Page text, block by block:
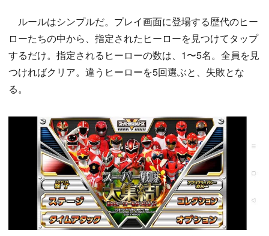
ルールはシンプルだ。プレイ画面に登場する歴代のヒー
ローたちの中から、指定されたヒーローを見つけてタップ
するだけ。指定されるヒーローの数は、1〜5名。全員を見
つければクリア。違うヒーローを5回選ぶと、失敗とな
る。